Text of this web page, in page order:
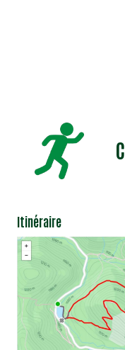
Itinéraire